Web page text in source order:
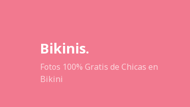
Bikinis.
Fotos 100% Gratis de Chicas en
Bikini